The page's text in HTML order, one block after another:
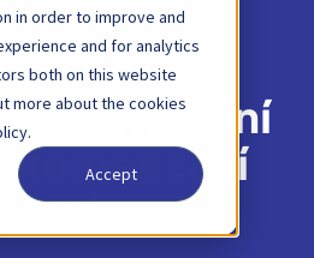
in order to improve and
and for analytics
both on this website
more about the cookies
Accept
BLOGU 9. DUBNA 2020
finanční